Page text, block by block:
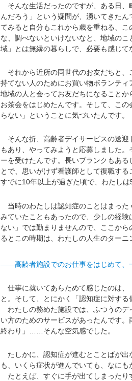
そんな生活だったのですが、ある日、
んだろう」という疑問が、湧いてきた
てみると自分もこれから歳を重ねる、
な、調べないといけないなと、地域の
域」とは無縁の暮らしで、必要も感じて
それから近所の同世代のお友だちと、
持てない人のためにお買い物ボランテ
地域の人と会ってお友だちになること
お茶会をはじめたんです。そして、こ
らない」ということに気づいたんです。
そんな折、高齢者デイサービスの送迎
もあり、やってみようと応募しました
ーを受けたんです。長いブランクもあ
とで、思いがけず看護師として復職す
すでに10年以上が過ぎた頃で、わたしは
当時のわたしは認知症のことはまった
みていたこともあったので、少しの経
ない」では勤まりませんので、ここか
るとこの時期は、わたしの人生のターニ
――高齢者施設でのお仕事をはじめて、
仕事に就いてあらためて感じたのは、
と。そして、とにかく「認知症に対する
わたしの務めた施設では、ふつうのデ
い方のためのサービスがあったんです
終わり」……そんな空気感でした。
たしかに、認知症が進むとことばが出
も、いくら症状が進んでいても、なに
たとえば、すぐに手が出てしまったり